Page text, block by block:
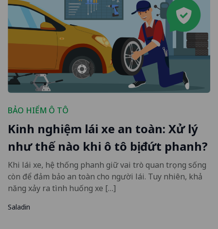
BẢO HIỂM Ô TÔ
Kinh nghiệm lái xe an toàn: Xử lý
như thế nào khi ô tô bị đứt phanh?
Khi lái xe, hệ thống phanh giữ vai trò quan trọng sống
còn để đảm bảo an toàn cho người lái. Tuy nhiên, khả
năng xảy ra tình huống xe […]
Saladin